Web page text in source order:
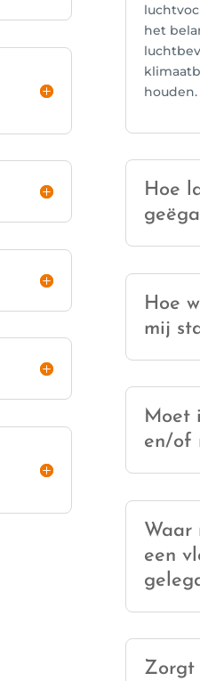
het
houden.
Hoe
Hoe
mij
Moet
en/of
Waar
een
Zorgt